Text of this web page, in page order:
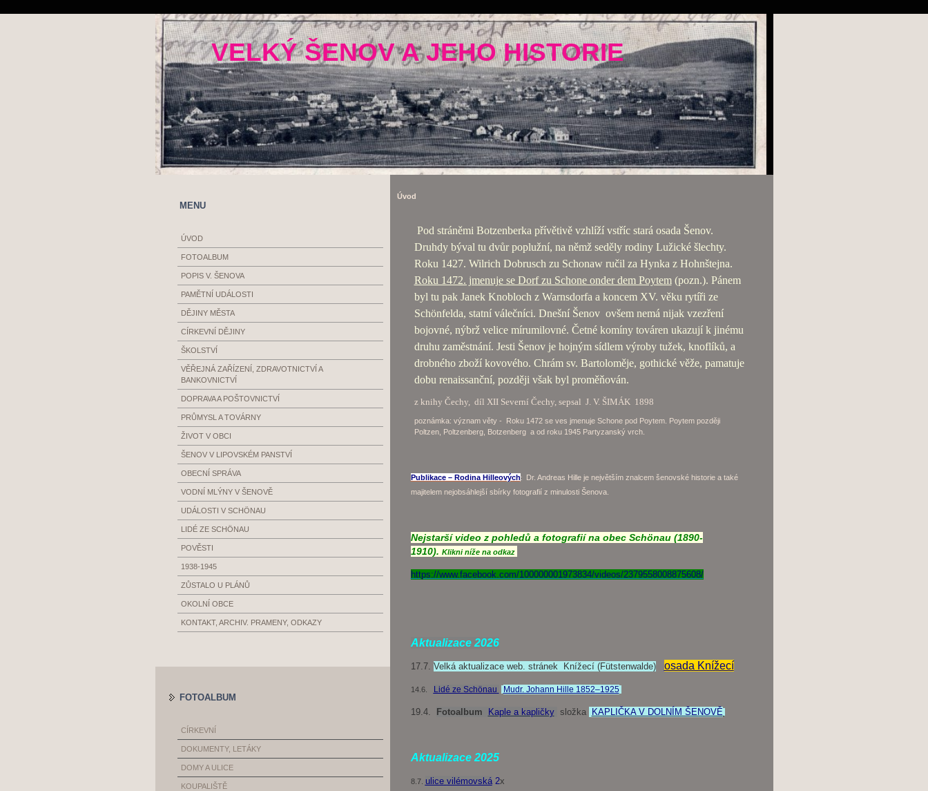
VELKÝ ŠENOV A JEHO HISTORIE
Úvod
Pod stráněmi Botzenberka přívětivě vzhlíží vstříc stará osada Šenov.
Druhdy býval tu dvůr poplužní, na němž seděly rodiny Lužické šlechty.
Roku 1427. Wilrich Dobrusch zu Schonaw ručil za Hynka z Hohnštejna.
Roku 1472. jmenuje se Dorf zu Schone onder dem Poytem(pozn.). Pánem
byl tu pak Janek Knobloch z Warnsdorfa a koncem XV. věku rytíři ze
Schönfelda, statní válečníci. Dnešní Šenov ovšem nemá nijak vzezření
bojovné, nýbrž velice mírumilovné. Četné komíny továren ukazují k jinému
druhu zaměstnání. Jesti Šenov je hojným sídlem výroby tužek, knoflíků, a
drobného zboží kovového. Chrám sv. Bartoloměje, gothické věže, pamatuje
dobu renaissanční, později však byl proměňován.
z knihy Čechy, díl XII Severní Čechy, sepsal J. V. ŠIMÁK 1898
poznámka: význam věty - Roku 1472 se ves jmenuje Schone pod Poytem. Poytem později
Poltzen, Poltzenberg, Botzenberg a od roku 1945 Partyzanský vrch.
Publikace – Rodina Hilleových:
Dr. Andreas Hille je největším znalcem šenovské historie a také
majitelem nejobsáhlejší sbírky fotografií z minulosti Šenova.
Nejstarší video z pohledů a fotografií na obec Schönau (1890-
1910). Klikni níže na odkaz
https://www.facebook.com/100000001973834/videos/2379558008875608/
Aktualizace 2026
17.7. Velká aktualizace web. stránek Knížecí (Fütstenwalde) osada Knížecí
14.6. Lidé ze Schönau Mudr. Johann Hille 1852–1925
19.4. Fotoalbum Kaple a kapličky složka KAPLIČKA V DOLNÍM ŠENOVĚ
Aktualizace 2025
8.7. ulice vilémovská2x
MENU
ÚVOD
FOTOALBUM
POPIS V. ŠENOVA
PAMĚTNÍ UDÁLOSTI
DĚJINY MĚSTA
CÍRKEVNÍ DĚJINY
ŠKOLSTVÍ
VĚŘEJNÁ ZAŘÍZENÍ, ZDRAVOTNICTVÍ A
BANKOVNICTVÍ
DOPRAVA A POŠTOVNICTVÍ
PRŮMYSL A TOVÁRNY
ŽIVOT V OBCI
ŠENOV V LIPOVSKÉM PANSTVÍ
OBECNÍ SPRÁVA
VODNÍ MLÝNY V ŠENOVĚ
UDÁLOSTI V SCHÖNAU
LIDÉ ZE SCHÖNAU
POVĚSTI
1938-1945
ZŮSTALO U PLÁNŮ
OKOLNÍ OBCE
KONTAKT, ARCHIV. PRAMENY, ODKAZY
FOTOALBUM
CÍRKEVNÍ
DOKUMENTY, LETÁKY
DOMY A ULICE
KOUPALIŠTĚ